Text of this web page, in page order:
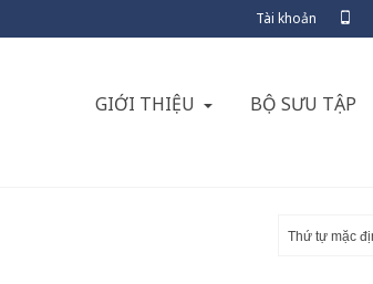
Tài khoản
GIỚI THIỆU BỘ SƯU TẬP
Thứ tự mặc